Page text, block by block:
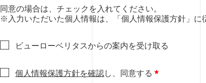
同意の場合は、チェックを入れてください。
※入力いただいた個人情報は、「個人情報保護方針」に
ビューローベリタスからの案内を受け取る
個人情報保護方針を確認し、同意する